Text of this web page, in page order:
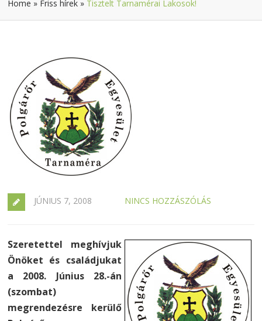
Home » Friss hírek » Tisztelt Tarnamérai Lakosok!
JÚNIUS 7, 2008 NINCS HOZZÁSZÓLÁS
Szeretettel meghívjuk
Önöket és családjukat
a 2008. Június 28.-án
(szombat)
megrendezésre kerülő